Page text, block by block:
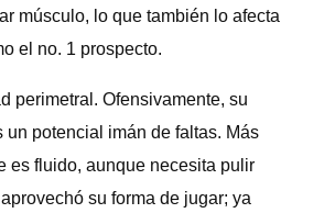
músculo, lo que también lo afecta
el no. 1 prospecto.
perimetral. Ofensivamente, su
potencial imán de faltas. Más
es fluido, aunque necesita pulir
su forma de jugar; ya